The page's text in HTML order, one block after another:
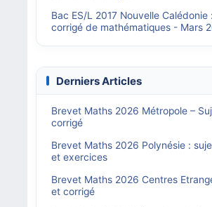
Bac ES/L 2017 Nouvelle Calédonie
corrigé de mathématiques - Mars
Derniers Articles
Brevet Maths 2026 Métropole –
corrigé
Brevet Maths 2026 Polynésie :
et exercices
Brevet Maths 2026 Centres
et corrigé